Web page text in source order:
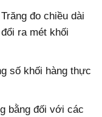
đo chiều dài
ra mét khối
số khối hàng thực
bằng đối với các